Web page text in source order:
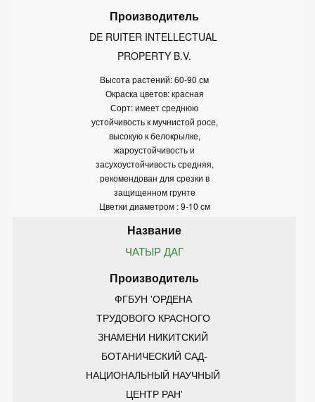
DE RUITER INTELLECTUAL
PROPERTY B.V.
Высота растений: 60-90 см
Окраска цветов: красная
Сорт: имеет среднюю
устойчивость к мучнистой росе,
высокую к белокрылке,
жароустойчивость и
засухоустойчивость средняя,
рекомендован для срезки в
защищенном грунте
Цветки диаметром : 9-10 см
ЧАТЫР ДАГ
ФГБУН 'ОРДЕНА
ТРУДОВОГО КРАСНОГО
ЗНАМЕНИ НИКИТСКИЙ
БОТАНИЧЕСКИЙ САД-
НАЦИОНАЛЬНЫЙ НАУЧНЫЙ
ЦЕНТР РАН'